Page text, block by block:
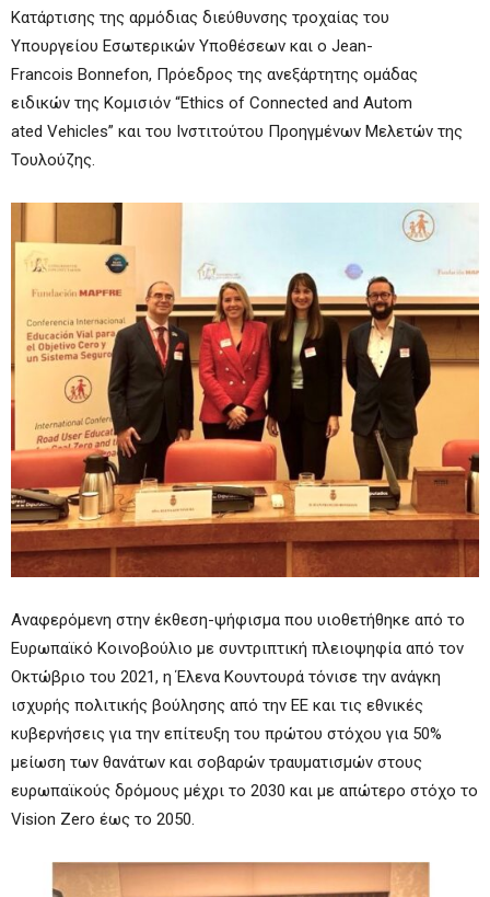
Κατάρτισης της αρμόδιας διεύθυνσης τροχαίας του
Υπουργείου Εσωτερικών Υποθέσεων και ο Jean-
Francois Bonnefon, Πρόεδρος της ανεξάρτητης ομάδας
ειδικών της Κομισιόν “Ethics of Connected and Autom
ated Vehicles” και του Ινστιτούτου Προηγμένων Μελετών της
Τουλούζης.
Αναφερόμενη στην έκθεση-ψήφισμα που υιοθετήθηκε από το
Ευρωπαϊκό Κοινοβούλιο με συντριπτική πλειοψηφία από τον
Οκτώβριο του 2021, η Έλενα Κουντουρά τόνισε την ανάγκη
ισχυρής πολιτικής βούλησης από την ΕΕ και τις εθνικές
κυβερνήσεις για την επίτευξη του πρώτου στόχου για 50%
μείωση των θανάτων και σοβαρών τραυματισμών στους
ευρωπαϊκούς δρόμους μέχρι το 2030 και με απώτερο στόχο το
Vision Zero έως το 2050.